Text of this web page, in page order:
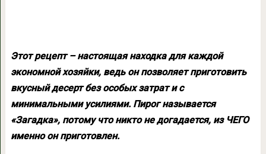
Этот рецепт – настоящая находка для каждой
экономной хозяйки, ведь он позволяет приготовить
вкусный десерт без особых затрат и с
минимальными усилиями. Пирог называется
«Загадка», потому что никто не догадается, из ЧЕГО
именно он приготовлен.